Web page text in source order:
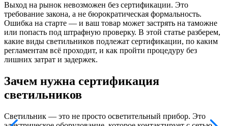
Выход на рынок невозможен без сертификации. Это
требование закона, а не бюрократическая формальность.
Ошибка на старте — и ваш товар может застрять на таможне
или попасть под штрафную проверку. В этой статье разберем,
какие виды светильников подлежат сертификации, по каким
регламентам всё проходит, и как пройти процедуру без
лишних затрат и задержек.
Зачем нужна сертификация
светильников
Светильник — это не просто осветительный прибор. Это